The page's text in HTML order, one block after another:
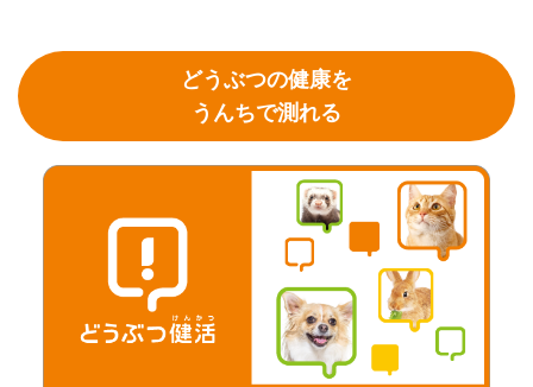
どうぶつの健康を
うんちで測れる